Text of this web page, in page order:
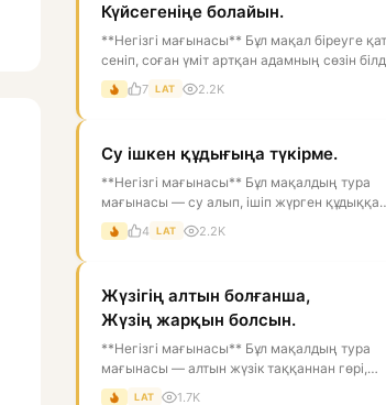
Күйсегеніңе болайын.
**Негізгі мағынасы** Бұл мақал біреуге
сеніп, соған үміт артқан адамның сөзін
Тура мағынасы — «егер се...
7 LAT 2.2K
Су ішкен құдығыңа түкірме.
**Негізгі мағынасы** Бұл мақалдың тура
мағынасы — су алып, ішіп жүрген құдыққа
түкіруге болмайды, өйткені ол суды ластай...
4 LAT 2.2K
Жүзігің алтын болғанша,
Жүзің жарқын болсын.
**Негізгі мағынасы** Бұл мақалдың тура
мағынасы — алтын жүзік таққаннан гөрі,
адамның жүзі ашық, нұрлы, көрікті болғаны...
LAT 1.7K